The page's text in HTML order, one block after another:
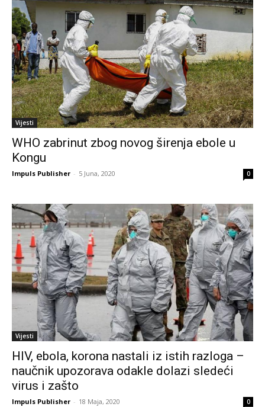
Vijesti
WHO zabrinut zbog novog širenja ebole u
Kongu
Impuls Publisher - 5 Juna, 2020 0
Vijesti
HIV, ebola, korona nastali iz istih razloga –
naučnik upozorava odakle dolazi sledeći
virus i zašto
Impuls Publisher - 18 Maja, 2020 0